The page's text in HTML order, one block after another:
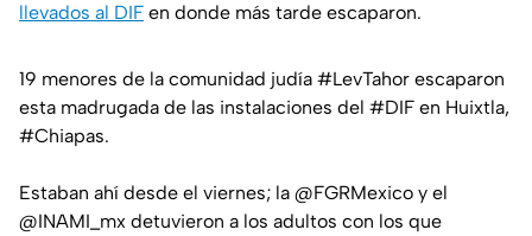
llevados al DIF en donde más tarde escaparon.
19 menores de la comunidad judía #LevTahor escaparon
esta madrugada de las instalaciones del #DIF en Huixtla,
#Chiapas.
Estaban ahí desde el viernes; la @FGRMexico y el
@INAMI_mx detuvieron a los adultos con los que